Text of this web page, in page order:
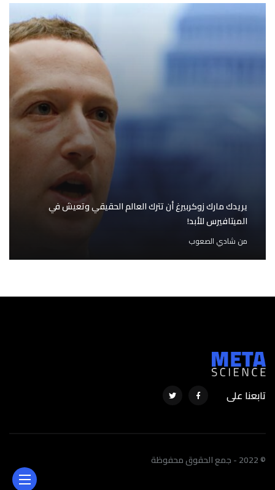
يريدك مارك زوكربيرغ أن تترك العالم الحقيقي وتعيش في
الميتافيرس للأبد!
من شادي الصعوب
تابعنا على
© 2022 - جمع الحقوق محفوظة